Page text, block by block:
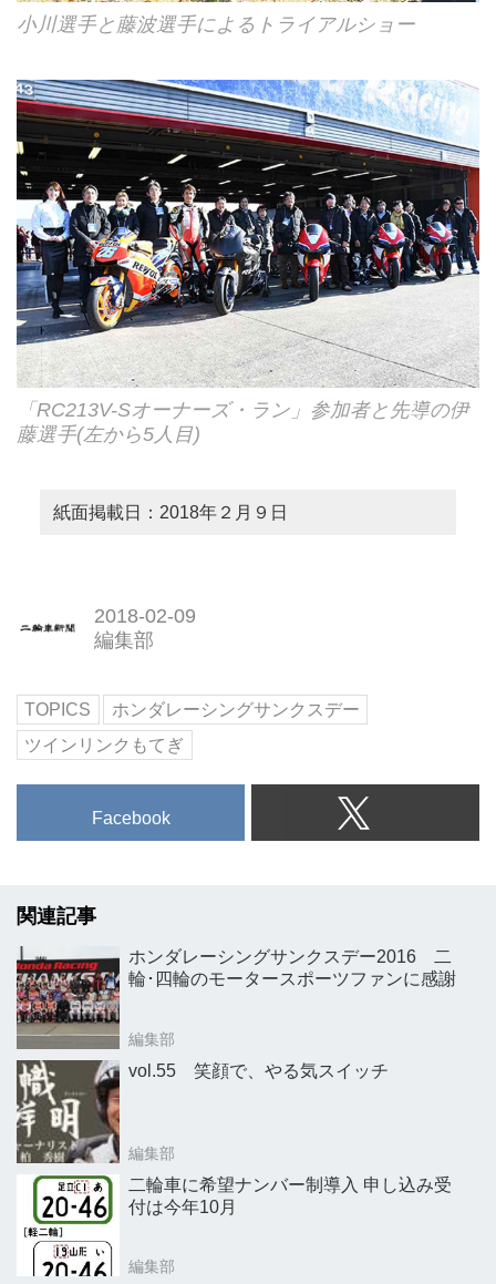
小川選手と藤波選手によるトライアルショー
「RC213V-Sオーナーズ・ラン」参加者と先導の伊
藤選手(左から5人目)
紙面掲載日：2018年２月９日
2018-02-09
編集部
TOPICS
ホンダレーシングサンクスデー
ツインリンクもてぎ
Facebook
関連記事
ホンダレーシングサンクスデー2016 二
輪･四輪のモータースポーツファンに感謝
編集部
vol.55 笑顔で、やる気スイッチ
編集部
二輪車に希望ナンバー制導入 申し込み受
付は今年10月
編集部